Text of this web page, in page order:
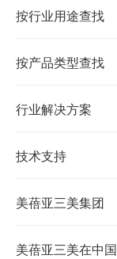
按行业用途查找
按产品类型查找
行业解决方案
技术支持
美蓓亚三美集团
美蓓亚三美在中国